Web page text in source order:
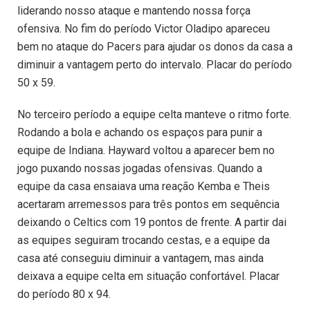
liderando nosso ataque e mantendo nossa força
ofensiva. No fim do período Victor Oladipo apareceu
bem no ataque do Pacers para ajudar os donos da casa a
diminuir a vantagem perto do intervalo. Placar do período
50 x 59.
No terceiro período a equipe celta manteve o ritmo forte.
Rodando a bola e achando os espaços para punir a
equipe de Indiana. Hayward voltou a aparecer bem no
jogo puxando nossas jogadas ofensivas. Quando a
equipe da casa ensaiava uma reação Kemba e Theis
acertaram arremessos para três pontos em sequência
deixando o Celtics com 19 pontos de frente. A partir dai
as equipes seguiram trocando cestas, e a equipe da
casa até conseguiu diminuir a vantagem, mas ainda
deixava a equipe celta em situação confortável. Placar
do período 80 x 94.